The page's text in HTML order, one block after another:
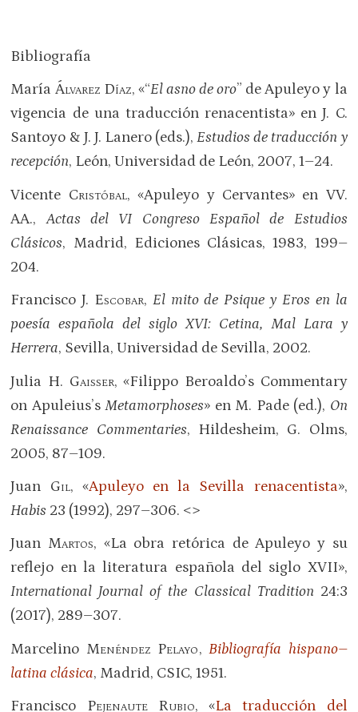
Bibliografía
María Álvarez Díaz, «“El asno de oro” de Apuleyo y la
vigencia de una traducción renacentista» en J. C.
Santoyo & J. J. Lanero (eds.),Estudios de traducción y
recepción, León, Universidad de León, 2007, 1–24.
Vicente Cristóbal, «Apuleyo y Cervantes» en VV.
AA.,Actas del VI Congreso Español de Estudios
Clásicos, Madrid, Ediciones Clásicas, 1983, 199–
204.
Francisco J. Escobar, El mito de Psique y Eros en la
poesía española del siglo XVI: Cetina, Mal Lara y
Herrera, Sevilla, Universidad de Sevilla, 2002.
Julia H. Gaisser, «Filippo Beroaldo’s Commentary
on Apuleius’sMetamorphoses» en M. Pade (ed.), On
Renaissance Commentaries, Hildesheim, G. Olms,
2005, 87–109.
Juan Gil, «Apuleyo en la Sevilla renacentista»,
Habis 23 (1992), 297–306. <>
Juan Martos, «La obra retórica de Apuleyo y su
reflejo en la literatura española del siglo XVII»,
International Journal of the Classical Tradition 24:3
(2017), 289–307.
Marcelino Menéndez Pelayo,Bibliografía hispano–
latina clásica, Madrid, CSIC, 1951.
Francisco Pejenaute Rubio, «La traducción del